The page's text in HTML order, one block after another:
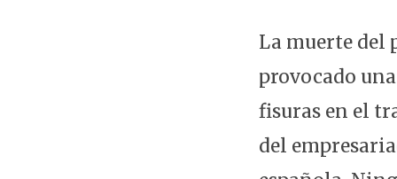
La muerte del
provocado
fisuras en el
del